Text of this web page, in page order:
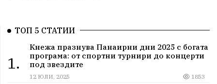
ТОП 5 СТАТИИ
1.
Кнежа празнува Панаирни дни 2025 с богата
програма: от спортни турнири до концерти
под звездите
12 ЮЛИ, 2025 1853